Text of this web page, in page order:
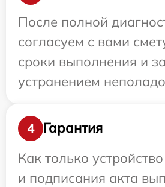
После полной
согласуем с вами
сроки выполнения и
устранением
4
Гарантия
Как только
и подписания акта